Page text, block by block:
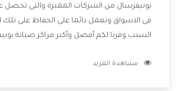
يونيفرسال من الشركات المميزة والتى تحصل
فى الاسواق وتعمل دائما على الحفاظ على تلك
السبب وفرنا لكم أفضل وأكبر مراكز صيانة
المنتجات دون اى ازعاج كما أننا نهتم بكل ما
مشاهدة المزيد